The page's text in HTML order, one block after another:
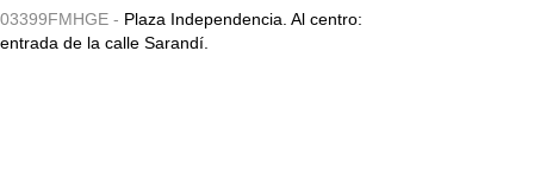
03399FMHGE - Plaza Independencia. Al centro:
entrada de la calle Sarandí.